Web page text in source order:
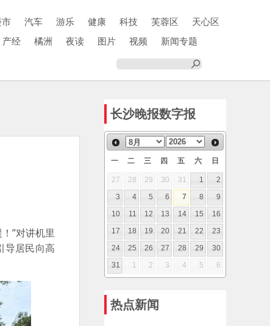
汽车 游乐 健康 科技 芙蓉区
天心区
产经 橘洲 夜读 图片 视频
新闻专题
”对讲机里
导居民向高
长沙晚报数字报
一 二 三 四 五 六 日
27 28 29 30 31 1
2
3
4 5 6 7 8
9
10
11 12 13 14 15
16
17
18 19 20 21 22
23
24
25 26 27 28 29
30
31
1 2 3 4 5 6
热点新闻